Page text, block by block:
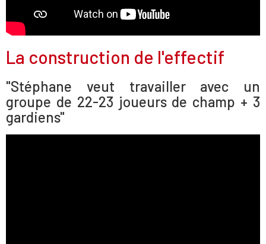
La construction de l'effectif
"Stéphane veut travailler avec un
groupe de 22-23 joueurs de champ + 3
gardiens"